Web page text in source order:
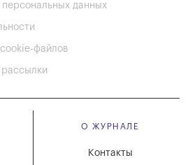
данных
cookie-файлов
О ЖУРНАЛЕ
Контакты